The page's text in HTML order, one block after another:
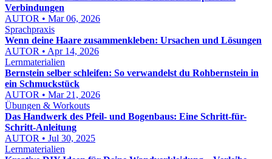
Verbindungen
AUTOR • Mar 06, 2026
Sprachpraxis
Wenn deine Haare zusammenkleben: Ursachen und Lösungen
AUTOR • Apr 14, 2026
Lernmaterialien
Bernstein selber schleifen: So verwandelst du Rohbernstein in
ein Schmuckstück
AUTOR • Mar 21, 2026
Übungen & Workouts
Das Handwerk des Pfeil- und Bogenbaus: Eine Schritt-für-
Schritt-Anleitung
AUTOR • Jul 30, 2025
Lernmaterialien